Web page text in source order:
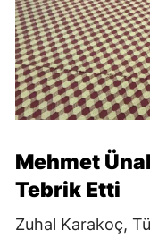
Mehmet
Tebrik Etti
Zuhal Karakoç,